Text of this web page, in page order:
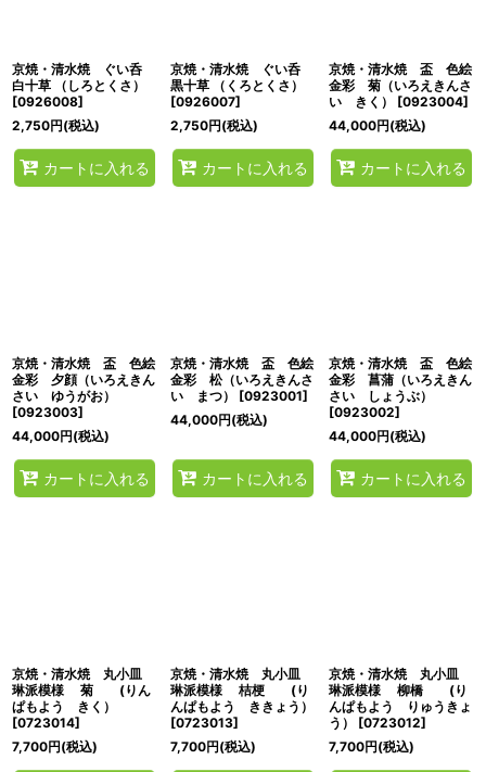
京焼・清水焼 ぐい呑
白十草 （しろとくさ）
[0926008]
2,750円(税込)
カートに入れる
京焼・清水焼 ぐい呑
黒十草 （くろとくさ）
[0926007]
2,750円(税込)
カートに入れる
京焼・清水焼 盃 色絵
金彩 菊（いろえきんさ
い きく）
[0923004]
44,000円(税込)
カートに入れる
京焼・清水焼 盃 色絵
金彩 夕顔（いろえきん
さい ゆうがお）
[0923003]
44,000円(税込)
カートに入れる
京焼・清水焼 盃 色絵
金彩 松（いろえきんさ
い まつ）
[0923001]
44,000円(税込)
カートに入れる
京焼・清水焼 盃 色絵
金彩 菖蒲（いろえきん
さい しょうぶ）
[0923002]
44,000円(税込)
カートに入れる
京焼・清水焼 丸小皿
琳派模様 菊 (りん
ぱもよう きく）
[0723014]
7,700円(税込)
京焼・清水焼 丸小皿
琳派模様 桔梗 (り
んぱもよう ききょう）
[0723013]
7,700円(税込)
京焼・清水焼 丸小皿
琳派模様 柳橋 (り
んぱもよう りゅうきょ
う）
[0723012]
7,700円(税込)